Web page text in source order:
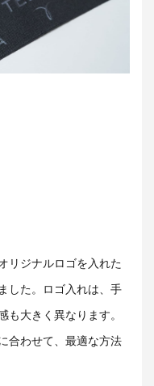
リジナルロゴを入れた
した。ロゴ入れは、手
も大きく異なります。
合わせて、最適な方法